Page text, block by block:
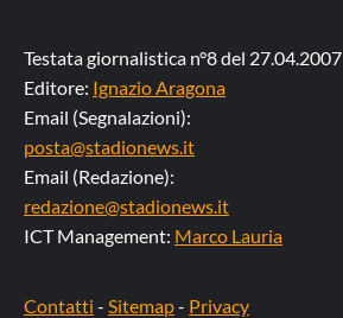
Testata giornalistica n°8 del 27.04.2007
Editore: Ignazio Aragona
Email (Segnalazioni):
posta@stadionews.it
Email (Redazione):
redazione@stadionews.it
ICT Management: Marco Lauria
Contatti - Sitemap- Privacy